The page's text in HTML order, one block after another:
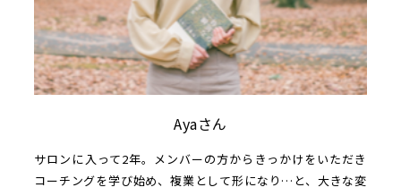
Ayaさん
サロンに入って2年。メンバーの方からきっかけをいただき
コーチングを学び始め、複業として形になり…と、大きな変